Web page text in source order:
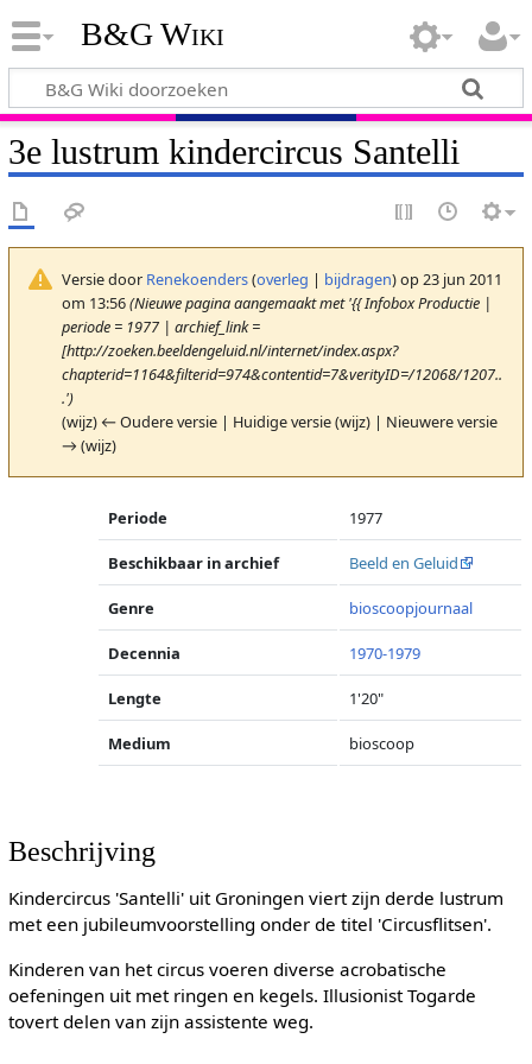
B&G Wiki
3e lustrum kindercircus Santelli
Versie door Renekoenders(overleg | bijdragen)op 23 jun 2011
om 13:56(Nieuwe pagina aangemaakt met '{{ Infobox Productie |
periode = 1977 | archief_link =
[http://zoeken.beeldengeluid.nl/internet/index.aspx?
chapterid=1164&filterid=974&contentid=7&verityID=/12068/1207..
.')
(wijz) ← Oudere versie | Huidige versie (wijz) | Nieuwere versie
→ (wijz)
Periode 1977
Beschikbaar in archief Beeld en Geluid
Genre bioscoopjournaal
Decennia 1970-1979
Lengte 1'20"
Medium bioscoop
Beschrijving
Kindercircus 'Santelli' uit Groningen viert zijn derde lustrum
met een jubileumvoorstelling onder de titel 'Circusflitsen'.
Kinderen van het circus voeren diverse acrobatische
oefeningen uit met ringen en kegels. Illusionist Togarde
tovert delen van zijn assistente weg.